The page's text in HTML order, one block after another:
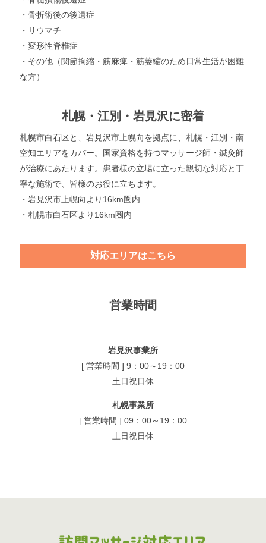
・骨折術後の後遺症
・リウマチ
・変形性脊椎症
・その他（関節拘縮・筋麻痺・筋萎縮のため日常生活が困難
な方）
札幌・江別・岩見沢に密着
札幌市白石区と、岩見沢市上幌向を拠点に、札幌・江別・南
空知エリアをカバー。国家資格を持つマッサージ師・鍼灸師
が治療にあたります。患者様の立場に立った親切な対応と丁
寧な施術で、皆様のお役に立ちます。
・岩見沢市上幌向より16km圏内
・札幌市白石区より16km圏内
対応エリアはこちら
営業時間
岩見沢事業所
[ 営業時間 ] 9：00～19：00
土日祝日休
札幌事業所
[ 営業時間 ] 09：00～19：00
土日祝日休